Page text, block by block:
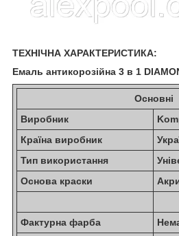
ТЕХНІЧНА ХАРАКТЕРИСТИКА:
Емаль антикорозійна 3 в 1
Основні
Виробник
Країна виробник
Тип використання
Основа краски
Фактурна фарба